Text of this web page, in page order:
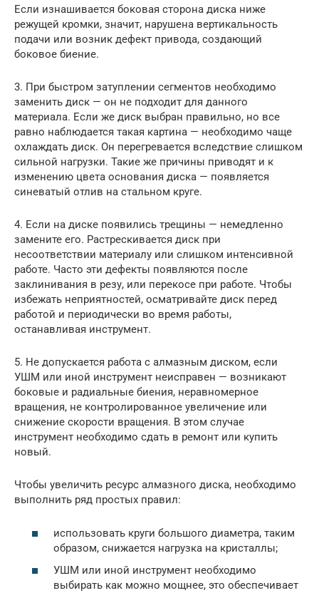
Если изнашивается боковая сторона диска ниже
режущей кромки, значит, нарушена вертикальность
подачи или возник дефект привода, создающий
боковое биение.
3. При быстром затуплении сегментов необходимо
заменить диск — он не подходит для данного
материала. Если же диск выбран правильно, но все
равно наблюдается такая картина — необходимо чаще
охлаждать диск. Он перегревается вследствие слишком
сильной нагрузки. Такие же причины приводят и к
изменению цвета основания диска — появляется
синеватый отлив на стальном круге.
4. Если на диске появились трещины — немедленно
замените его. Растрескивается диск при
несоответствии материалу или слишком интенсивной
работе. Часто эти дефекты появляются после
заклинивания в резу, или перекосе при работе. Чтобы
избежать неприятностей, осматривайте диск перед
работой и периодически во время работы,
останавливая инструмент.
5. Не допускается работа с алмазным диском, если
УШМ или иной инструмент неисправен — возникают
боковые и радиальные биения, неравномерное
вращения, не контролированное увеличение или
снижение скорости вращения. В этом случае
инструмент необходимо сдать в ремонт или купить
новый.
Чтобы увеличить ресурс алмазного диска, необходимо
выполнить ряд простых правил:
использовать круги большого диаметра, таким
образом, снижается нагрузка на кристаллы;
УШМ или иной инструмент необходимо
выбирать как можно мощнее, это обеспечивает